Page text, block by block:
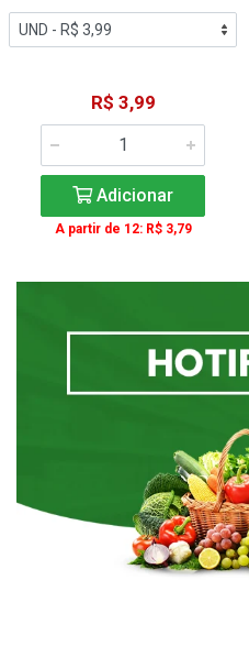
R$ 3,99
Adicionar
A partir de 12: R$ 3,79